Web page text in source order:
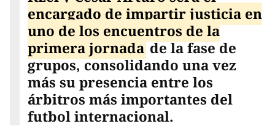
encargado de impartir justicia en
uno de los encuentros de la
primera jornadade la fase de
grupos, consolidando una vez
más su presencia entre los
árbitros más importantes del
futbol internacional.